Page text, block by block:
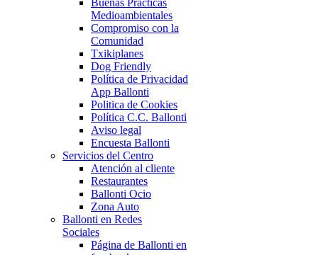
Medioambientales
Compromiso con la
Comunidad
Txikiplanes
Dog Friendly
Política de Privacidad
App Ballonti
Politica de Cookies
Política C.C. Ballonti
Aviso legal
Encuesta Ballonti
Servicios del Centro
Atención al cliente
Restaurantes
Ballonti Ocio
Zona Auto
Ballonti en Redes
Sociales
Página de Ballonti en